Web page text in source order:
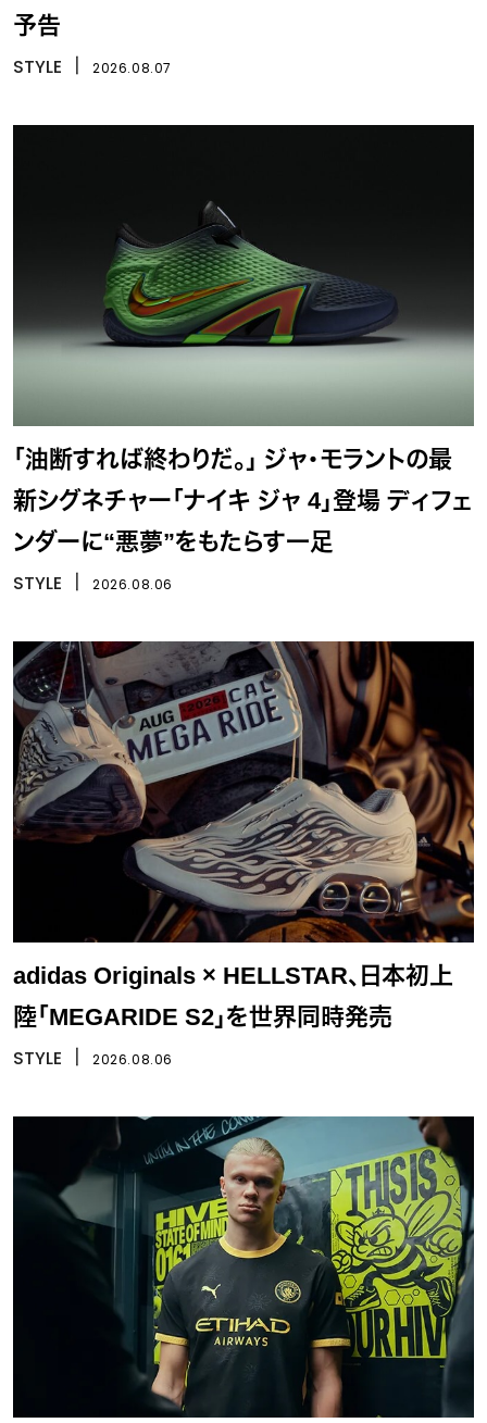
予告
STYLE 2026.08.07
「油断すれば終わりだ。」 ジャ・モラントの最
新シグネチャー「ナイキ ジャ 4」登場 ディフェ
ンダーに“悪夢”をもたらす一足
STYLE 2026.08.06
adidas Originals × HELLSTAR、日本初上
陸「MEGARIDE S2」を世界同時発売
STYLE 2026.08.06